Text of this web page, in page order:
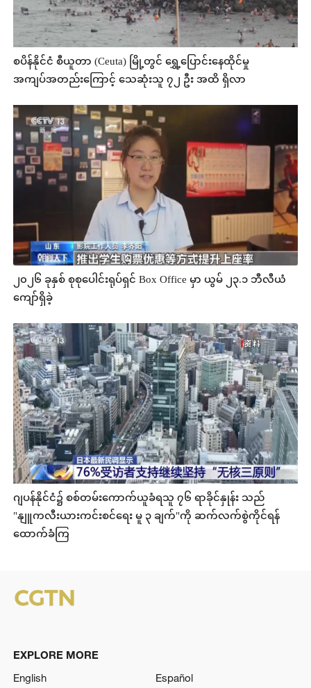
စပိန်နိုင်ငံ စီယူတာ (Ceuta) မြို့တွင် ရွှေ့ပြောင်းနေထိုင်မှု
အကျပ်အတည်းကြောင့် သေဆုံးသူ ၇၂ ဦး အထိ ရှိလာ
၂၀၂၆ ခုနှစ် စုစုပေါင်းရုပ်ရှင် Box Office မှာ ယွမ် ၂၃.၁ ဘီလီယံ
ကျော်ရှိခဲ့
ဂျပန်နိုင်ငံ၌ စစ်တမ်းကောက်ယူခံရသူ ၇၆ ရာခိုင်နှုန်း သည်
"နျူကလီးယားကင်းစင်ရေး မူ ၃ ချက်"ကို ဆက်လက်စွဲကိုင်ရန်
ထောက်ခံကြ
EXPLORE MORE
English
Español